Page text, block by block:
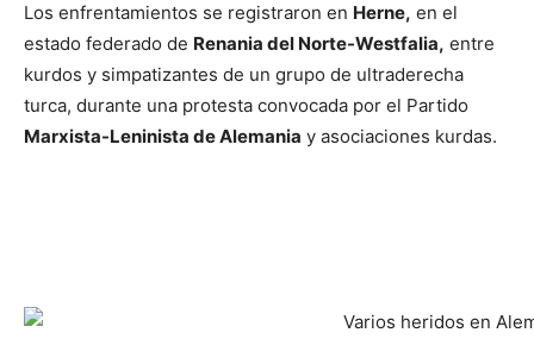
Los enfrentamientos se registraron en Herne, en el
estado federado de Renania del Norte-Westfalia, entre
kurdos y simpatizantes de un grupo de ultraderecha
turca, durante una protesta convocada por el Partido
Marxista-Leninista de Alemania y asociaciones kurdas.